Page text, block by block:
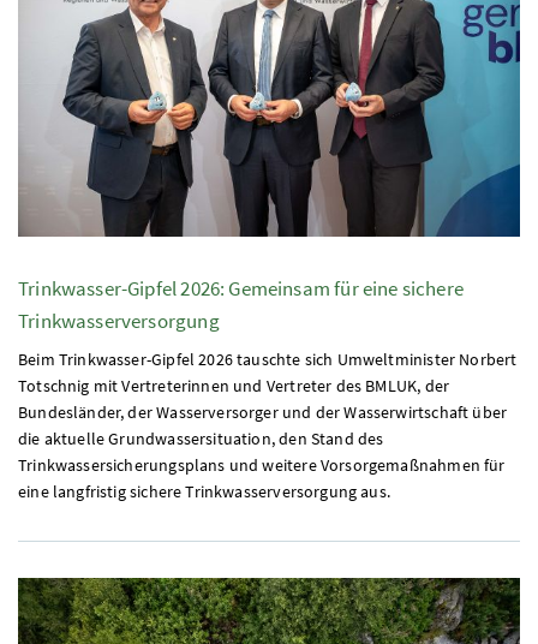
Trinkwasser-Gipfel 2026: Gemeinsam für eine sichere
Trinkwasserversorgung
Beim Trinkwasser-Gipfel 2026 tauschte sich Umweltminister Norbert
Totschnig mit Vertreterinnen und Vertreter des BMLUK, der
Bundesländer, der Wasserversorger und der Wasserwirtschaft über
die aktuelle Grundwassersituation, den Stand des
Trinkwassersicherungsplans und weitere Vorsorgemaßnahmen für
eine langfristig sichere Trinkwasserversorgung aus.